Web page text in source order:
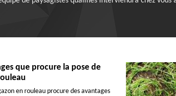
que procure la pose de
en rouleau procure des avantages